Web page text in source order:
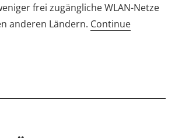
frei zugängliche WLAN-Netze
anderen Ländern. Continue